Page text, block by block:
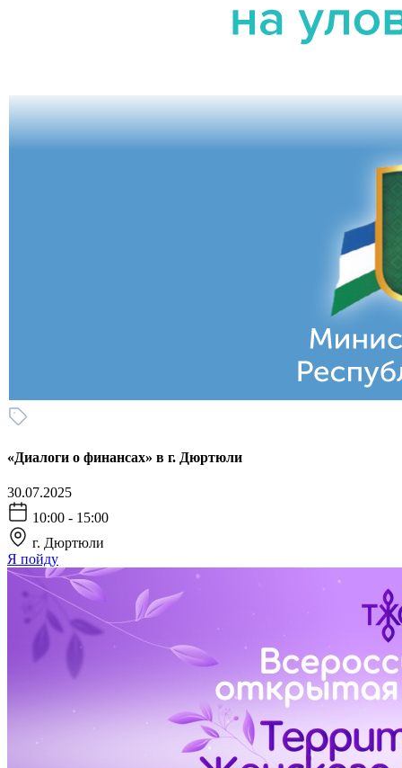
«Диалоги о финансах» в г. Дюртюли
30.07.2025
10:00 - 15:00
г. Дюртюли
Я пойду